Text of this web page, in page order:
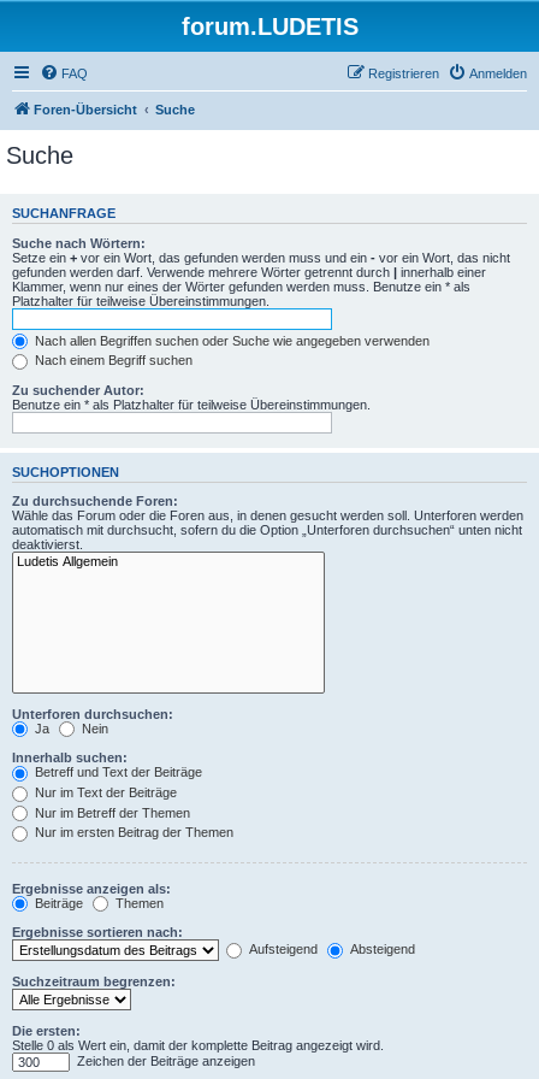
forum.LUDETIS
FAQ Anmelden
Registrieren
Foren-Übersicht Suche
Suche
SUCHANFRAGE
Suche nach Wörtern:
Setze ein + vor ein Wort, das gefunden werden muss und ein - vor ein Wort, das nicht
gefunden werden darf. Verwende mehrere Wörter getrennt durch | innerhalb einer
Klammer, wenn nur eines der Wörter gefunden werden muss. Benutze ein * als
Platzhalter für teilweise Übereinstimmungen.
Nach allen Begriffen suchen oder Suche wie angegeben verwenden
Nach einem Begriff suchen
Zu suchender Autor:
Benutze ein * als Platzhalter für teilweise Übereinstimmungen.
SUCHOPTIONEN
Zu durchsuchende Foren:
Wähle das Forum oder die Foren aus, in denen gesucht werden soll. Unterforen werden
automatisch mit durchsucht, sofern du die Option „Unterforen durchsuchen“ unten nicht
deaktivierst.
Unterforen durchsuchen:
Ja
Nein
Innerhalb suchen:
Betreff und Text der Beiträge
Nur im Text der Beiträge
Nur im Betreff der Themen
Nur im ersten Beitrag der Themen
Ergebnisse anzeigen als:
Beiträge
Themen
Ergebnisse sortieren nach:
Aufsteigend
Absteigend
Suchzeitraum begrenzen:
Die ersten:
Stelle 0 als Wert ein, damit der komplette Beitrag angezeigt wird.
Zeichen der Beiträge anzeigen